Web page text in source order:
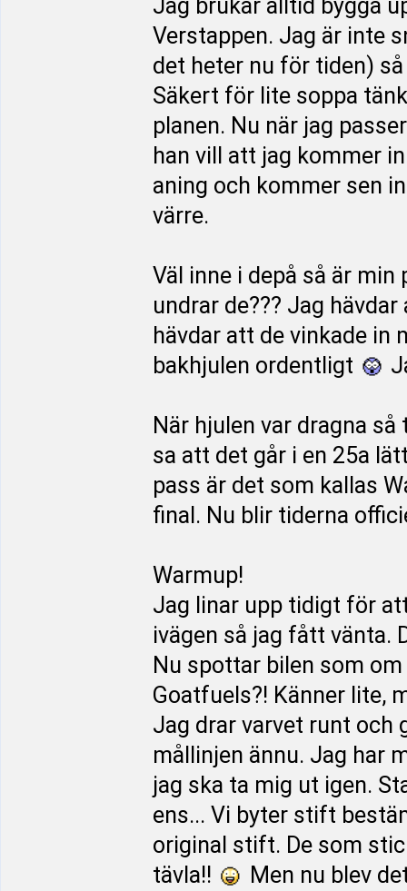
Jag brukar alltid bygga
Verstappen. Jag är inte
det heter nu för tiden)
Säkert för lite soppa
planen. Nu när jag
han vill att jag kommer
aning och kommer sen
värre.
Väl inne i depå så är
undrar de??? Jag
hävdar att de vinkade in
bakhjulen ordentligt
När hjulen var dragna
sa att det går i en 25a
pass är det som kallas
final. Nu blir tiderna
Warmup!
Jag linar upp tidigt för
ivägen så jag fått vänta.
Nu spottar bilen som
Goatfuels?! Känner lite,
Jag drar varvet runt och
mållinjen ännu. Jag har
jag ska ta mig ut igen.
ens... Vi byter stift
original stift. De som
tävla!!
Men nu blev